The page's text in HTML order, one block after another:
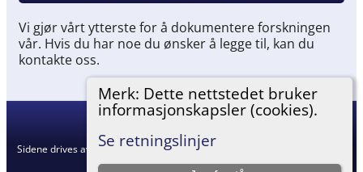
Merk: Dette nettstedet bruker
informasjonskapsler (cookies).
Se retningslinjer
Vi gjør vårt ytterste for å dokumentere forskningen
vår. Hvis du har noe du ønsker å legge til, kan du
kontakte oss.
Hemneslekt 2026
Sidene drives av The Next Generation of Genealogy Sitebuilding